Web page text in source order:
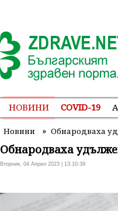
НОВИНИ COVID-19
Новини » Обнародваха
Обнародваха
Вторник, 04 Април 2023 | 13:10:39